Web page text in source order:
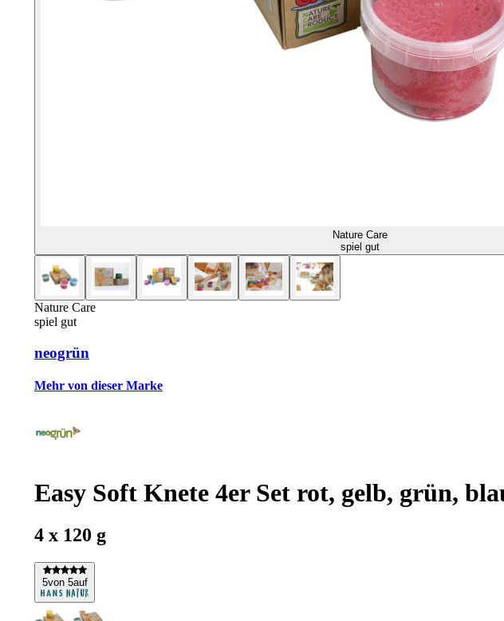
Nature Care
spiel gut
Nature Care
spiel gut
neogrün
Mehr von dieser Marke
Easy Soft Knete 4er Set rot, gelb, grün,
4 x 120 g
5von 5auf